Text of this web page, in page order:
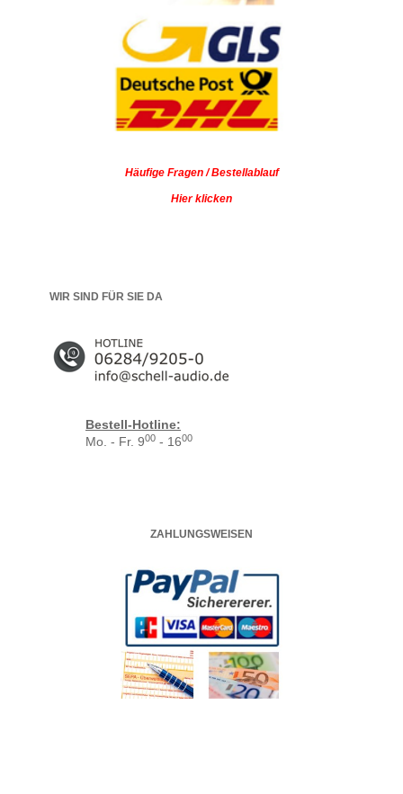
Häufige Fragen / Bestellablauf
Hier klicken
WIR SIND FÜR SIE DA
Bestell-Hotline:
Mo. - Fr. 900 - 1600
ZAHLUNGSWEISEN